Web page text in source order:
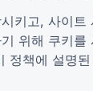
키고, 사이트
위해 쿠키를
정책에 설명